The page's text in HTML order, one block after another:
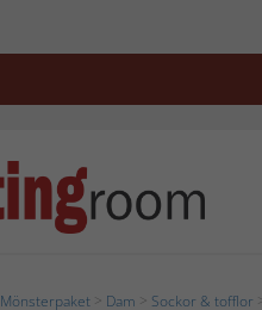
Mönsterpaket Dam Sockor & tofflor